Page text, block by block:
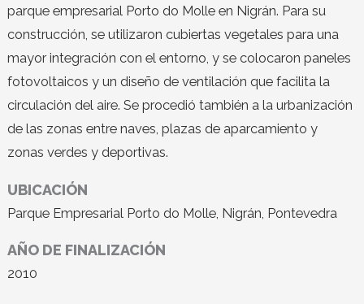
parque empresarial Porto do Molle en Nigrán. Para su
construcción, se utilizaron cubiertas vegetales para una
mayor integración con el entorno, y se colocaron paneles
fotovoltaicos y un diseño de ventilación que facilita la
circulación del aire. Se procedió también a la urbanización
de las zonas entre naves, plazas de aparcamiento y
zonas verdes y deportivas.
UBICACIÓN
Parque Empresarial Porto do Molle, Nigrán, Pontevedra
AÑO DE FINALIZACIÓN
2010